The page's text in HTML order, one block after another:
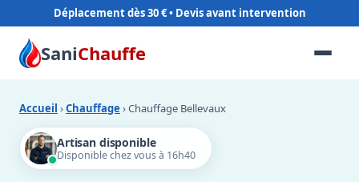
Déplacement dès 30 €
SaniChauffe
Accueil ›Chauffage › Chauffage Bellevaux
Artisan disponible
Disponible chez vous à 16h40